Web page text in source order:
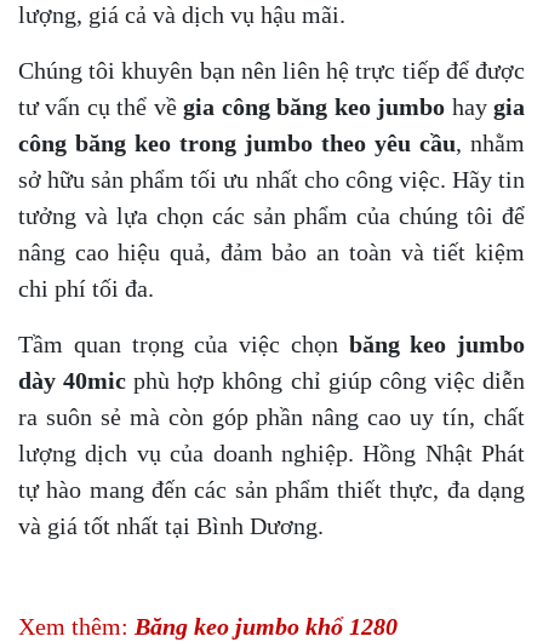
lượng, giá cả và dịch vụ hậu mãi.
Chúng tôi khuyên bạn nên liên hệ trực tiếp để được
tư vấn cụ thể vềgia công băng keo jumbo haygia
công băng keo trong jumbo theo yêu cầu, nhằm
sở hữu sản phẩm tối ưu nhất cho công việc. Hãy tin
tưởng và lựa chọn các sản phẩm của chúng tôi để
nâng cao hiệu quả, đảm bảo an toàn và tiết kiệm
chi phí tối đa.
Tầm quan trọng của việc chọn băng keo jumbo
dày 40mic phù hợp không chỉ giúp công việc diễn
ra suôn sẻ mà còn góp phần nâng cao uy tín, chất
lượng dịch vụ của doanh nghiệp. Hồng Nhật Phát
tự hào mang đến các sản phẩm thiết thực, đa dạng
và giá tốt nhất tại Bình Dương.
Xem thêm: Băng keo jumbo khổ 1280